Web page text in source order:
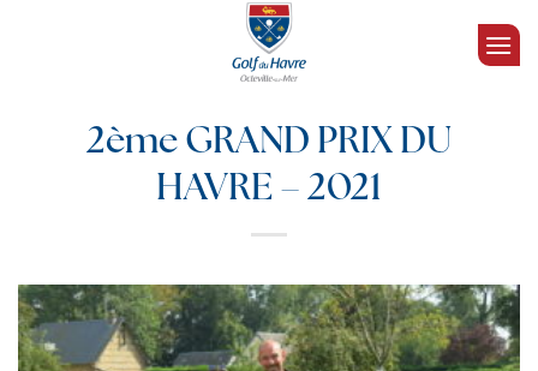
2ème GRAND PRIX DU
HAVRE – 2021